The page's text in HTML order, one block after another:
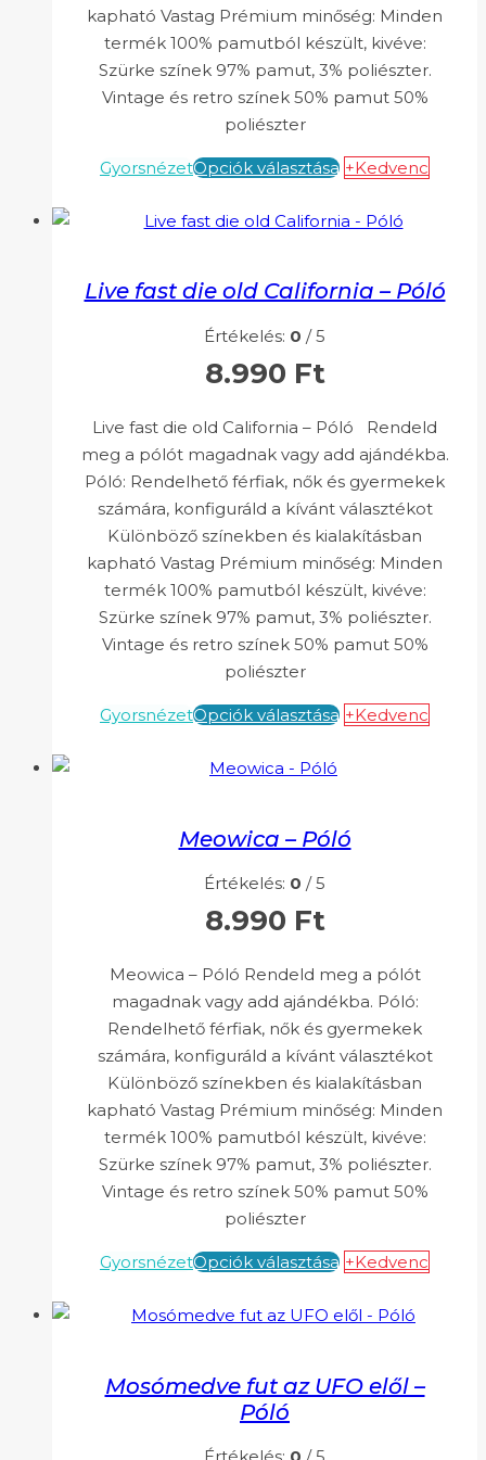
kapható Vastag Prémium minőség: Minden
termék 100% pamutból készült, kivéve:
Szürke színek 97% pamut, 3% poliészter.
Vintage és retro színek 50% pamut 50%
poliészter
GyorsnézetOpciók választása +Kedvenc
Live fast die old California – Póló
Értékelés: 0 / 5
8.990 Ft
Live fast die old California – Póló Rendeld
meg a pólót magadnak vagy add ajándékba.
Póló: Rendelhető férfiak, nők és gyermekek
számára, konfiguráld a kívánt választékot
Különböző színekben és kialakításban
kapható Vastag Prémium minőség: Minden
termék 100% pamutból készült, kivéve:
Szürke színek 97% pamut, 3% poliészter.
Vintage és retro színek 50% pamut 50%
poliészter
GyorsnézetOpciók választása +Kedvenc
Meowica – Póló
Értékelés: 0 / 5
8.990 Ft
Meowica – Póló Rendeld meg a pólót
magadnak vagy add ajándékba. Póló:
Rendelhető férfiak, nők és gyermekek
számára, konfiguráld a kívánt választékot
Különböző színekben és kialakításban
kapható Vastag Prémium minőség: Minden
termék 100% pamutból készült, kivéve:
Szürke színek 97% pamut, 3% poliészter.
Vintage és retro színek 50% pamut 50%
poliészter
GyorsnézetOpciók választása +Kedvenc
Mosómedve fut az UFO elől –
Póló